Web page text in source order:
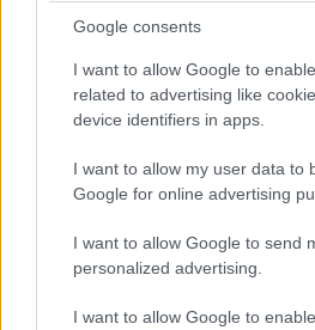
Google consents
I want to allow Google to
related to advertising like
device identifiers in apps.
I want to allow my user data to
Google for online advertising
I want to allow Google to send
personalized advertising.
I want to allow Google to